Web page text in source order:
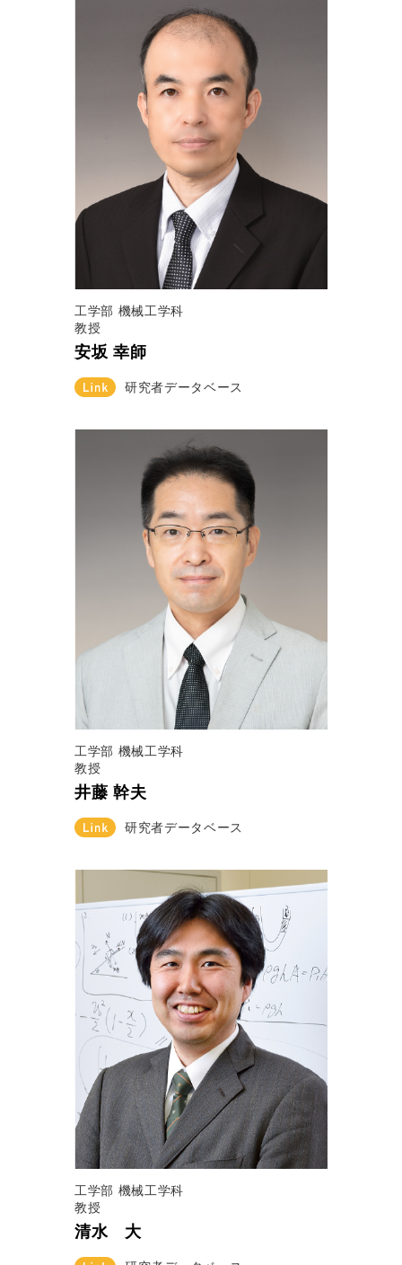
工学部 機械工学科
教授
安坂 幸師
研究者データベース
工学部 機械工学科
教授
井藤 幹夫
研究者データベース
工学部 機械工学科
教授
清水 大